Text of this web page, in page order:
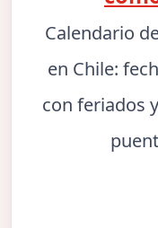
Calendario
en Chile:
con feriados